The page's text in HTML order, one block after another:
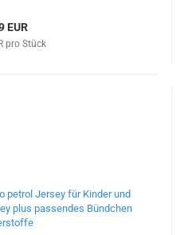
EUR
pro Stück